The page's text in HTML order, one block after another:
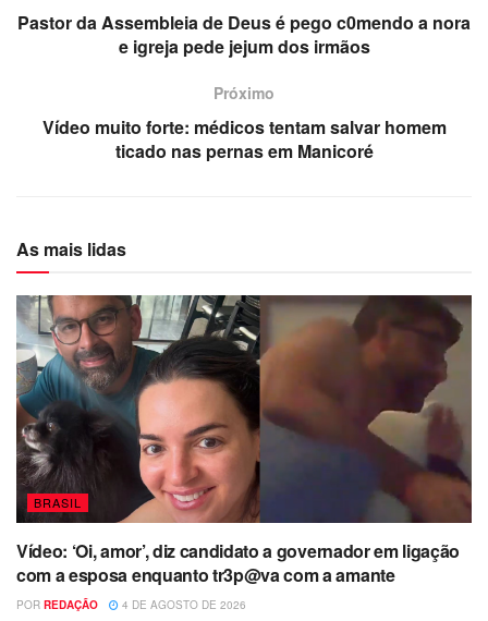
Pastor da Assembleia de Deus é pego c0mendo a nora
e igreja pede jejum dos irmãos
Próximo
Vídeo muito forte: médicos tentam salvar homem
ticado nas pernas em Manicoré
As mais lidas
BRASIL
Vídeo: ‘Oi, amor’, diz candidato a governador em ligação
com a esposa enquanto tr3p@va com a amante
POR REDAÇÃO 4 DE AGOSTO DE 2026